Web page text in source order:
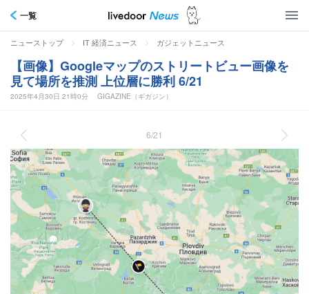
一覧
ニューストップ > IT 経済ニュース > ガジェットニュース
【画像】Googleマップのストリートビュー画像を
見て場所を推測 上位層に勝利 6/21
2025年4月30日 21時0分 GIGAZINE（ギガジン）
6/21